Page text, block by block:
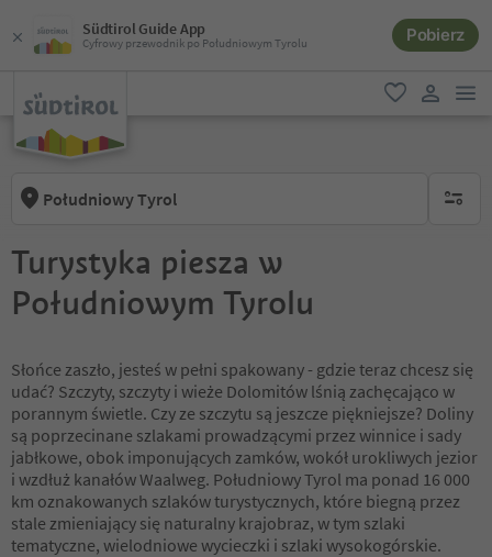
Südtirol Guide App
Cyfrowy przewodnik po Południowym Tyrolu Pobierz
ulubione
Południowy Tyrol brak
Turystyka piesza w
Południowym Tyrolu
Słońce zaszło, jesteś w pełni spakowany - gdzie teraz chcesz się
udać? Szczyty, szczyty i wieże Dolomitów lśnią zachęcająco w
porannym świetle. Czy ze szczytu są jeszcze piękniejsze? Doliny
są poprzecinane szlakami prowadzącymi przez winnice i sady
jabłkowe, obok imponujących zamków, wokół urokliwych jezior
i wzdłuż kanałów Waalweg. Południowy Tyrol ma ponad 16 000
km oznakowanych szlaków turystycznych, które biegną przez
stale zmieniający się naturalny krajobraz, w tym szlaki
tematyczne, wielodniowe wycieczki i szlaki wysokogórskie.